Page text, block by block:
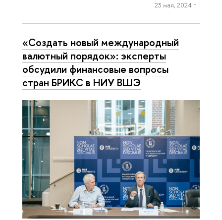
23 мая, 2024 г.
«Создать новый международный
валютный порядок»: эксперты
обсудили финансовые вопросы
стран БРИКС в НИУ ВШЭ